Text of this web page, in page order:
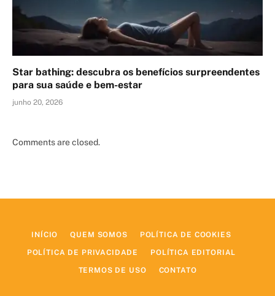
Star bathing: descubra os benefícios surpreendentes
para sua saúde e bem-estar
junho 20, 2026
Comments are closed.
INÍCIO QUEM SOMOS POLÍTICA DE COOKIES
POLÍTICA DE PRIVACIDADE POLÍTICA EDITORIAL
TERMOS DE USO CONTATO